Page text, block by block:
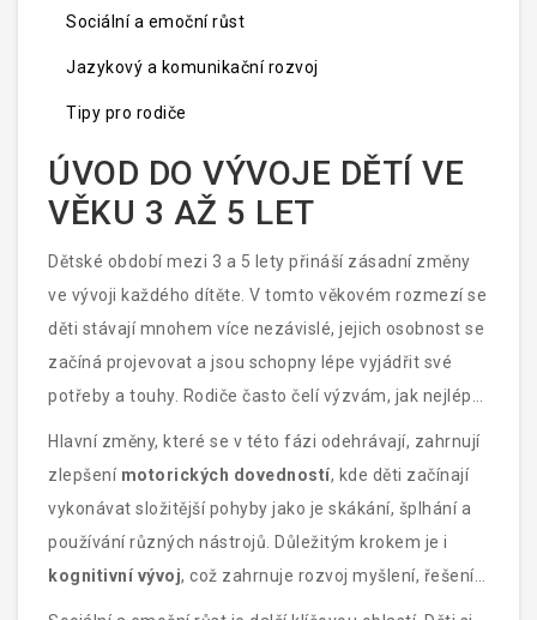
Sociální a emoční růst
Jazykový a komunikační rozvoj
Tipy pro rodiče
ÚVOD DO VÝVOJE DĚTÍ VE
VĚKU 3 AŽ 5 LET
Dětské období mezi 3 a 5 lety přináší zásadní změny
ve vývoji každého dítěte. V tomto věkovém rozmezí se
děti stávají mnohem více nezávislé, jejich osobnost se
začíná projevovat a jsou schopny lépe vyjádřit své
potřeby a touhy. Rodiče často čelí výzvám, jak nejlépe
podporovat své děti a zároveň jim poskytnout
potřebnou svobodu k objevování světa kolem sebe.
Hlavní změny, které se v této fázi odehrávají, zahrnují
zlepšení motorických dovedností, kde děti začínají
vykonávat složitější pohyby jako je skákání, šplhání a
používání různých nástrojů. Důležitým krokem je i
kognitivní vývoj, což zahrnuje rozvoj myšlení, řešení
problémů a začátek abstraktního myšlení. Děti také